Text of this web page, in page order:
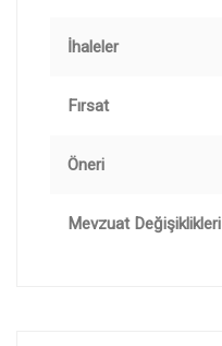
İhaleler
Fırsat
Öneri
Mevzuat Değişiklikleri